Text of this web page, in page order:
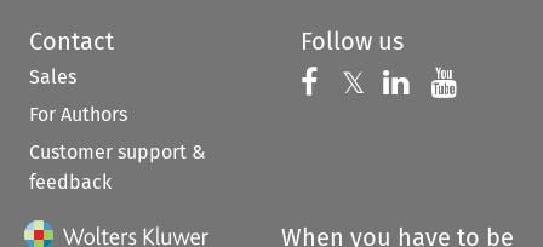
Contact
Sales
For Authors
Customer support &
feedback
Follow us
Follow us on
𝕏 Follow us on
Follow us
When you have to be